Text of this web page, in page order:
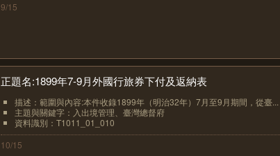
9/15
正題名:1899年7-9月外國行旅券下付及返納表
描述：範圍與內容:本件收錄1899年（明治32年）7月至9月期間，從臺...
主題與關鍵字：入出境管理、臺灣總督府
資料識別：T1011_01_010
10/15